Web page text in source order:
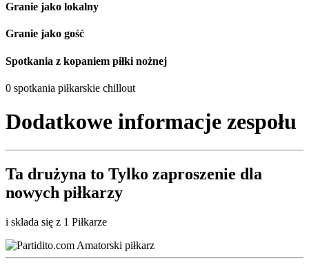
Granie jako lokalny
Granie jako gość
Spotkania z kopaniem piłki nożnej
0 spotkania piłkarskie chillout
Dodatkowe informacje zespołu
Ta drużyna to Tylko zaproszenie dla
nowych piłkarzy
i składa się z 1 Piłkarze